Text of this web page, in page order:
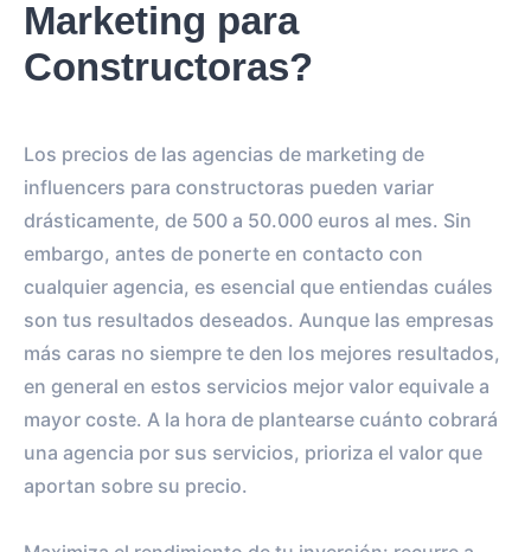
HISTORIA
0%vs.0%
ENGAGEMENT RATE
VS BENCHMARK
Marketing para
Constructoras?
Los precios de las agencias de marketing de
influencers para constructoras pueden variar
drásticamente, de 500 a 50.000 euros al mes. Sin
embargo, antes de ponerte en contacto con
cualquier agencia, es esencial que entiendas cuáles
son tus resultados deseados. Aunque las empresas
más caras no siempre te den los mejores resultados,
en general en estos servicios mejor valor equivale a
mayor coste. A la hora de plantearse cuánto cobrará
una agencia por sus servicios, prioriza el valor que
aportan sobre su precio.